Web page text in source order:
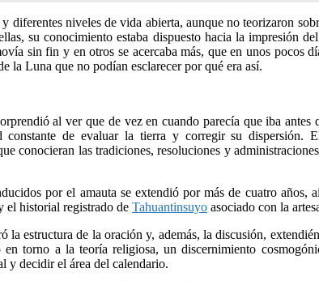
diferentes niveles de vida abierta, aunque no teorizaron
su conocimiento estaba dispuesto hacia la impresión
sin fin y en otros se acercaba más, que en unos pocos
la Luna que no podían esclarecer por qué era así.
al ver que de vez en cuando parecía que iba antes
constante de evaluar la tierra y corregir su
conocieran las tradiciones, resoluciones y
por el amauta se extendió por más de cuatro años,
el historial registrado de Tahuantinsuyo asociado con la
la estructura de la oración y, además, la discusión,
torno a la teoría religiosa, un discernimiento
y decidir el área del calendario.